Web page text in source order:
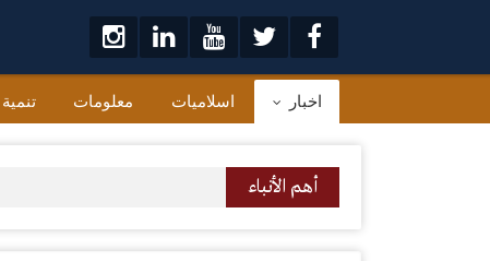
اخبار اسلاميات معلومات
أهم الأنباء